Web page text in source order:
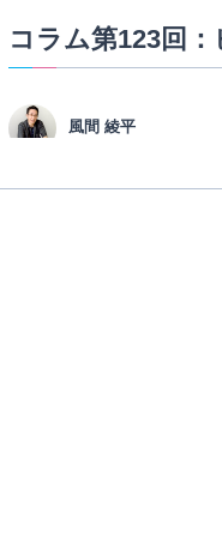
コラム第123回
風間 綾平